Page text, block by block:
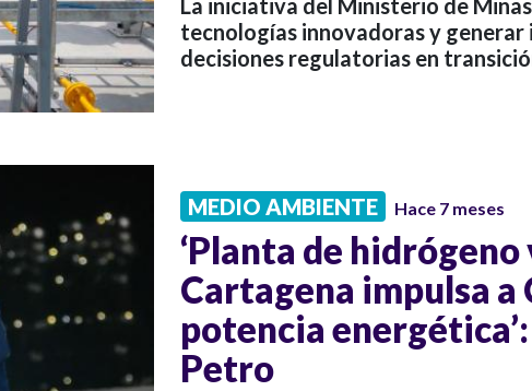
La iniciativa del Ministerio de
tecnologías innovadoras y generar
decisiones regulatorias en
MEDIO AMBIENTE Hace 7 meses
‘Planta de hidrógeno
Cartagena impulsa a
potencia
Petro